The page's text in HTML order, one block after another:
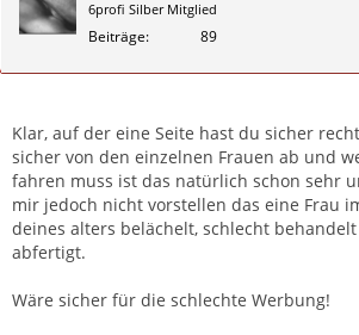
6profi Silber Mitglied
Beiträge 89
Klar, auf der eine Seite hast du sicher
sicher von den einzelnen Frauen ab und
fahren muss ist das natürlich schon sehr
mir jedoch nicht vorstellen das eine Frau
deines alters belächelt, schlecht
abfertigt.
Wäre sicher für die schlechte Werbung!